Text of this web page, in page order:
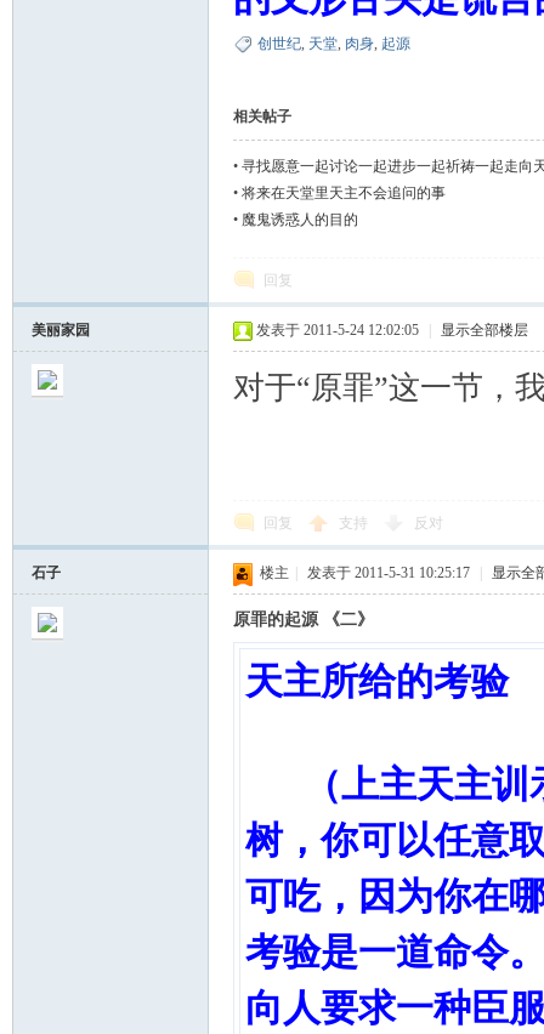
创世纪, 天堂, 肉身, 起源
相关帖子
• 寻找愿意一起讨论一起进步一起祈祷一起走向
• 将来在天堂里天主不会追问的事
• 魔鬼诱惑人的目的
回复
美丽家园 发表于 2011-5-24 12:02:05 显示全部楼层
对于“原罪”这一节，
回复 支持 反对
石子 楼主 发表于 2011-5-31 10:25:17 显示全
原罪的起源 《二》
天主所给的考验
（上主天主训
树，你可以任意
可吃，因为你在
考验是一道命令
向人要求一种臣